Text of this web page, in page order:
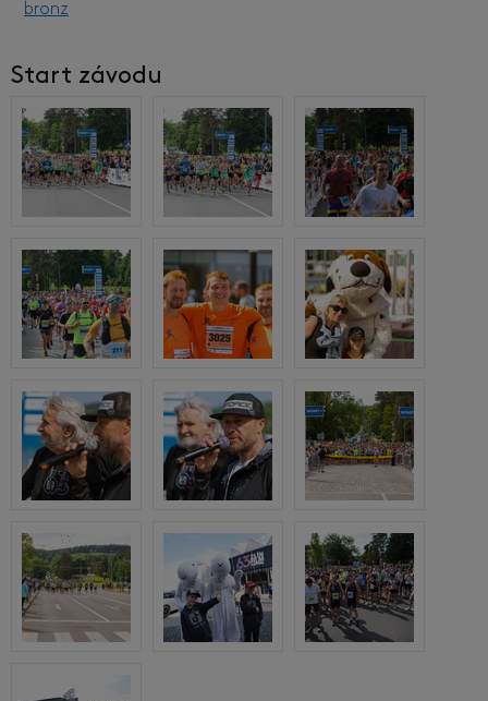
bronz
Start závodu